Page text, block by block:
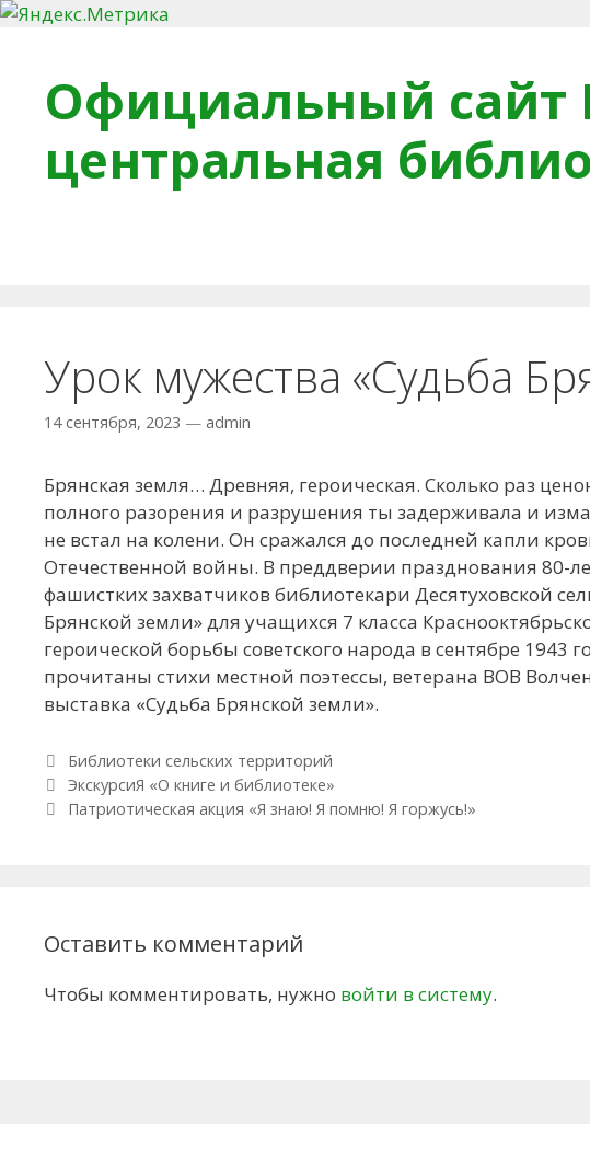
Официальный сайт
центральная
Урок мужества «Судьба
14 сентября, 2023 — admin
Брянская земля… Древняя, героическая. Сколько раз
полного разорения и разрушения ты задерживала и
не встал на колени. Он сражался до последней капли
Отечественной войны. В преддверии празднования 80-
фашистких захватчиков библиотекари Десятуховской
Брянской земли» для учащихся 7 класса
героической борьбы советского народа в сентябре
прочитаны стихи местной поэтессы, ветерана ВОВ
выставка «Судьба Брянской земли».
Рубрики
Библиотеки сельских территорий
Навигация по записям
ЭкскурсиЯ «О книге и библиотеке»
Патриотическая акция «Я знаю! Я помню! Я горжусь!»
Оставить комментарий
Чтобы комментировать, нужно войти в систему.